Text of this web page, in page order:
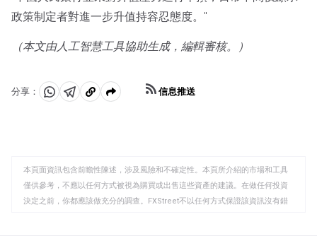
政策制定者對進一步升值持容忍態度。"
（本文由人工智慧工具協助生成，編輯審核。）
分享：
分 分 複
板
信息推送
本頁面資訊包含前瞻性陳述，涉及風險和不確定性。本頁所介紹的市場和工具
僅供參考，不應以任何方式被視為購買或出售這些資產的建議。在做任何投資
決定之前，你都應該做充分的調查。FXStreet不以任何方式保證該資訊沒有錯